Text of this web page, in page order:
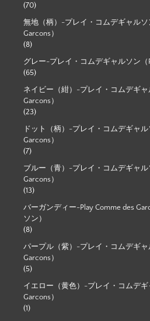
(70)
無地（柄）-プレイ・コムデギャルソ
Garcons）
(8)
グレー-プレイ・コムデギャルソン（
(65)
ネイビー（紺）-プレイ・コムデギャ
Garcons）
(23)
ドット（柄）-プレイ・コムデギャル
Garcons）
(7)
ブルー（青）-プレイ・コムデギャル
Garcons）
(13)
バーガンディー-Play Comme des
ソン）
(8)
パープル（紫）-プレイ・コムデギャ
Garcons）
(5)
イエロー（黄色）-プレイ・コムデギ
Garcons）
(1)